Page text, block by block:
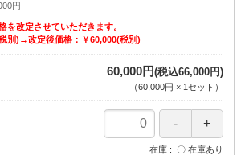
円
を改定させていただきます。
別)→改定後価格：￥60,000(税別)
60,000円(税込66,000円)
（60,000円 × 1セット ）
在庫 〇 在庫あり